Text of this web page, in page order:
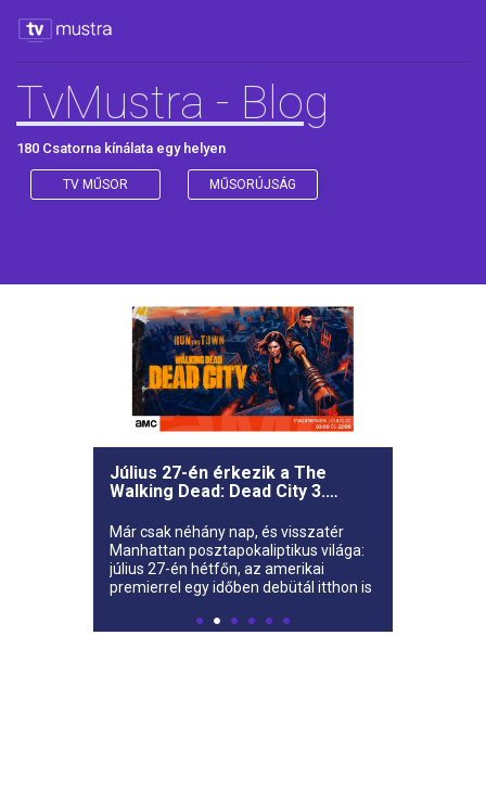
TvMustra - Blog
180 Csatorna kínálata egy helyen
TV MŰSOR MŰSORÚJSÁG
Július 27-én érkezik a The
Walking Dead: Dead City 3.
Már csak néhány nap, és visszatér
Manhattan posztapokaliptikus világa:
július 27-én hétfőn, az amerikai
premierrel egy időben debütál itthon is
City harmadik évada.